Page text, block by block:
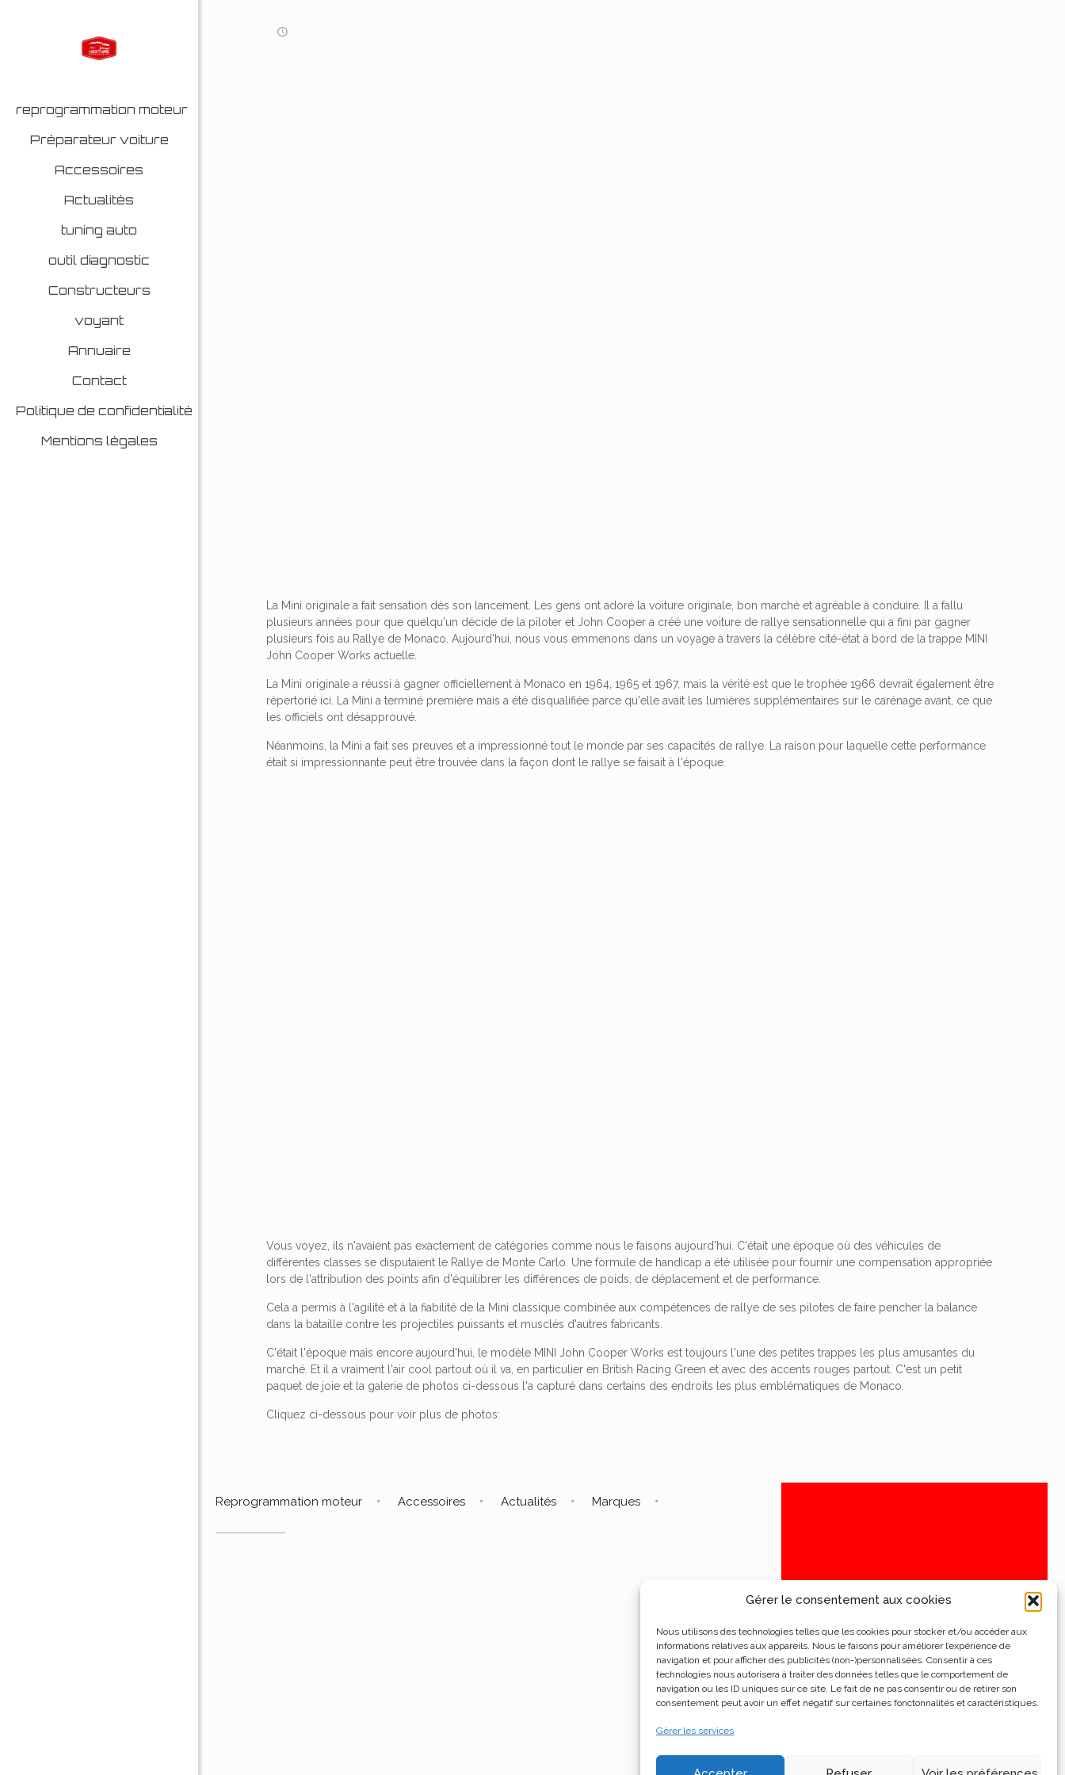
Gérer le consentement aux cookies
Nous utilisons des technologies telles que les cookies pour stocker et/ou accéder aux
informations relatives aux appareils. Nous le faisons pour améliorer l’expérience de
navigation et pour afficher des publicités (non-)personnalisées. Consentir à ces
technologies nous autorisera à traiter des données telles que le comportement de
navigation ou les ID uniques sur ce site. Le fait de ne pas consentir ou de retirer son
consentement peut avoir un effet négatif sur certaines fonctonnalités et caractéristiques.
Gérer les services
reprogrammation moteur
Préparateur voiture
Accessoires
Actualités
tuning auto
outil diagnostic
Constructeurs
voyant
Annuaire
Contact
Politique de confidentialité
Mentions légales
La Mini originale a fait sensation dès son lancement. Les gens ont adoré la voiture originale, bon marché et agréable à conduire. Il a fallu
plusieurs années pour que quelqu'un décide de la piloter et John Cooper a créé une voiture de rallye sensationnelle qui a fini par gagner
plusieurs fois au Rallye de Monaco. Aujourd'hui, nous vous emmenons dans un voyage à travers la célèbre cité-état à bord de la trappe MINI
John Cooper Works actuelle.
La Mini originale a réussi à gagner officiellement à Monaco en 1964, 1965 et 1967, mais la vérité est que le trophée 1966 devrait également être
répertorié ici. La Mini a terminé première mais a été disqualifiée parce qu'elle avait les lumières supplémentaires sur le carénage avant, ce que
les officiels ont désapprouvé.
Néanmoins, la Mini a fait ses preuves et a impressionné tout le monde par ses capacités de rallye. La raison pour laquelle cette performance
était si impressionnante peut être trouvée dans la façon dont le rallye se faisait à l'époque.
Vous voyez, ils n'avaient pas exactement de catégories comme nous le faisons aujourd'hui. C'était une époque où des véhicules de
différentes classes se disputaient le Rallye de Monte Carlo. Une formule de handicap a été utilisée pour fournir une compensation appropriée
lors de l'attribution des points afin d'équilibrer les différences de poids, de déplacement et de performance.
Cela a permis à l'agilité et à la fiabilité de la Mini classique combinée aux compétences de rallye de ses pilotes de faire pencher la balance
dans la bataille contre les projectiles puissants et musclés d'autres fabricants.
C'était l'époque mais encore aujourd'hui, le modèle MINI John Cooper Works est toujours l'une des petites trappes les plus amusantes du
marché. Et il a vraiment l'air cool partout où il va, en particulier en British Racing Green et avec des accents rouges partout. C'est un petit
paquet de joie et la galerie de photos ci-dessous l'a capturé dans certains des endroits les plus emblématiques de Monaco.
Cliquez ci-dessous pour voir plus de photos:
Reprogrammation moteur Accessoires Actualités Marques